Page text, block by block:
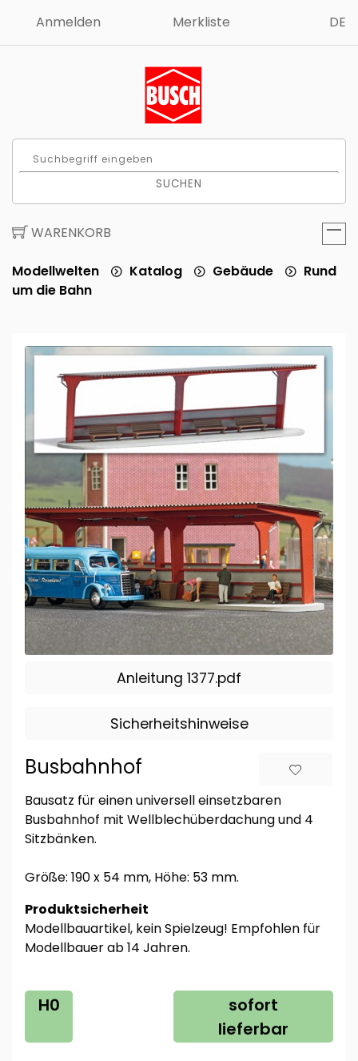
Anmelden Merkliste DE
SUCHEN
WARENKORB
Modellwelten Katalog Gebäude
Rund
um die Bahn
Anleitung 1377.pdf
Sicherheitshinweise
Busbahnhof
Bausatz für einen universell einsetzbaren
Busbahnhof mit Wellblechüberdachung und 4
Sitzbänken.
Größe: 190 x 54 mm, Höhe: 53 mm.
Produktsicherheit
Modellbauartikel, kein Spielzeug! Empfohlen für
Modellbauer ab 14 Jahren.
H0
sofort
lieferbar